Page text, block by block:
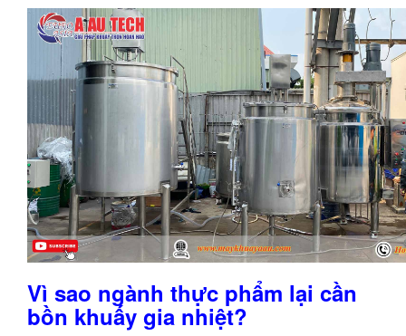
Vì sao ngành thực phẩm lại cần
bồn khuấy gia nhiệt?